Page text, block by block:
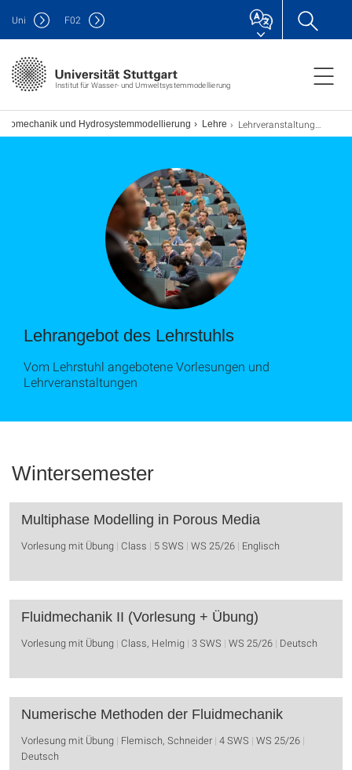
Institut für Wasser- und Umweltsystemmodellierung
Uni F02
und Hydrosystemmodellierung Lehre Lehrveranstaltungen
Lehrangebot des Lehrstuhls
Vom Lehrstuhl angebotene Vorlesungen und
Lehrveranstaltungen
Wintersemester
Multiphase Modelling in Porous Media
Vorlesung mit Übung Class 5 SWS WS 25/26 Englisch
Fluidmechanik II (Vorlesung + Übung)
Vorlesung mit Übung Class, Helmig 3 SWS WS 25/26 Deutsch
Numerische Methoden der Fluidmechanik
Vorlesung mit Übung Flemisch, Schneider 4 SWS
WS 25/26
Deutsch